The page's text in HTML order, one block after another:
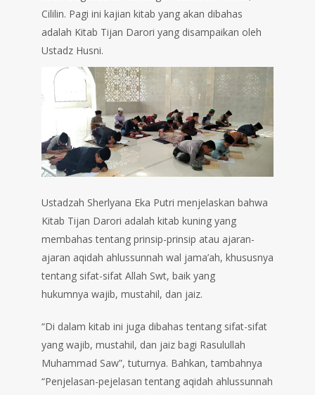
Cililin. Pagi ini kajian kitab yang akan dibahas
adalah Kitab Tijan Darori yang disampaikan oleh
Ustadz Husni.
Ustadzah Sherlyana Eka Putri menjelaskan bahwa
Kitab Tijan Darori adalah kitab kuning yang
membahas tentang prinsip-prinsip atau ajaran-
ajaran aqidah ahlussunnah wal jama’ah, khususnya
tentang sifat-sifat Allah Swt, baik yang
hukumnya wajib, mustahil, dan jaiz.
“Di dalam kitab ini juga dibahas tentang sifat-sifat
yang wajib, mustahil, dan jaiz bagi Rasulullah
Muhammad Saw”, tuturnya. Bahkan, tambahnya
“Penjelasan-pejelasan tentang aqidah ahlussunnah